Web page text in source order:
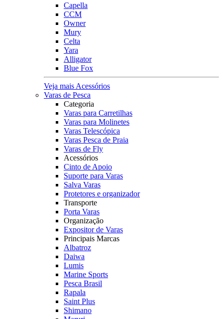
Capella
CCM
Owner
Mury
Celta
Yara
Alligator
Blue Fox
Veja mais Acessórios
Varas de Pesca
Categoria
Varas para Carretilhas
Varas para Molinetes
Varas Telescópica
Varas Pesca de Praia
Varas de Fly
Acessórios
Cinto de Apoio
Suporte para Varas
Salva Varas
Protetores e organizador
Transporte
Porta Varas
Organização
Expositor de Varas
Principais Marcas
Albatroz
Daiwa
Lumis
Marine Sports
Pesca Brasil
Rapala
Saint Plus
Shimano